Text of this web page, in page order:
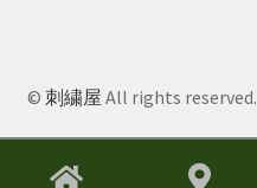
© 刺繍屋 All rights reserved.